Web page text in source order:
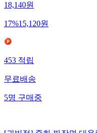
18,140원
17%15,120원
453적립
무료배송
5명구매중